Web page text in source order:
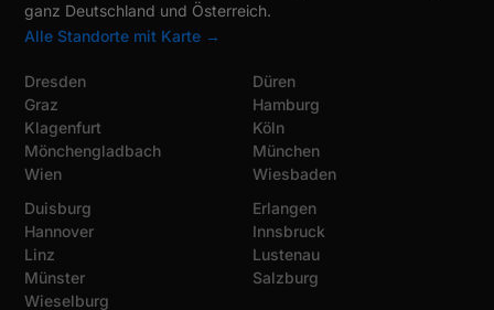
ganz Deutschland und Österreich.
Alle Standorte mit Karte →
Dresden
Graz
Klagenfurt
Mönchengladbach
Wien
Düren
Hamburg
Köln
München
Wiesbaden
Duisburg
Hannover
Linz
Münster
Wieselburg
Erlangen
Innsbruck
Lustenau
Salzburg